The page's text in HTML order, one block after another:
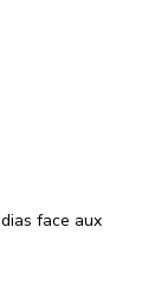
face aux